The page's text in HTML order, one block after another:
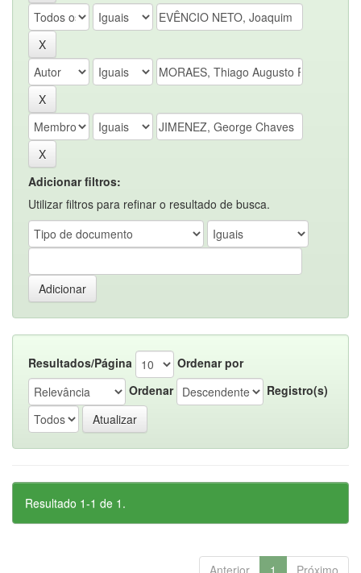
Adicionar filtros:
Utilizar filtros para refinar o resultado de busca.
Resultados/Página
Ordenar por
Ordenar
Registro(s)
Resultado 1-1 de 1.
Anterior 1 Próximo